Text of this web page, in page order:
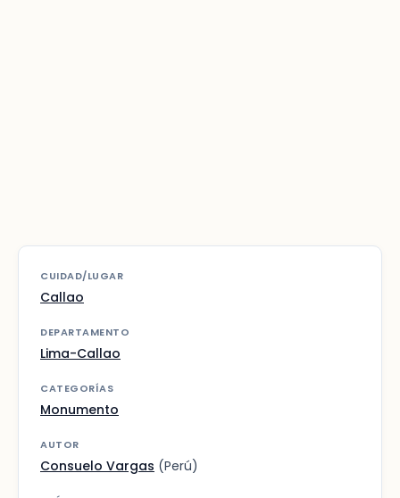
CUIDAD/LUGAR
Callao
DEPARTAMENTO
Lima-Callao
CATEGORÍAS
Monumento
AUTOR
Consuelo Vargas (Perú)